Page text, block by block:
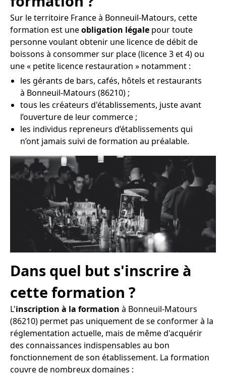
Sur le territoire France à Bonneuil-Matours, cette
formation est uneobligation légale pour toute
personne voulant obtenir une licence de débit de
boissons à consommer sur place (licence 3 et 4) ou
une « petite licence restauration » notamment :
les gérants de bars, cafés, hôtels et restaurants
à Bonneuil-Matours (86210) ;
tous les créateurs d'établissements, juste avant
l’ouverture de leur commerce ;
les individus repreneurs d’établissements qui
n’ont jamais suivi de formation au préalable.
Dans quel but s'inscrire à
cette formation ?
L'inscription à la formation à Bonneuil-Matours
(86210) permet pas uniquement de se conformer à la
réglementation actuelle, mais de même d'acquérir
des connaissances indispensables au bon
fonctionnement de son établissement. La formation
couvre de nombreux domaines :